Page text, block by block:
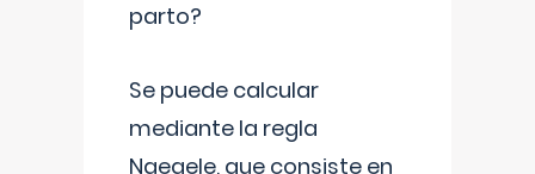
parto?
Se puede calcular
mediante la regla
Naegele, que consiste en